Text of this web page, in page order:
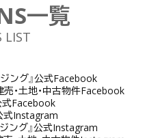
一覧
LIST
ング』公式Facebook
・土地・中古物件Facebook
式Facebook
式Instagram
ング』公式Instagram